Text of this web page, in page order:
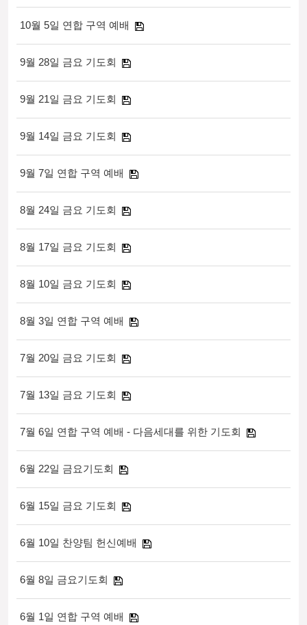
10월 5일 연합 구역 예배
9월 28일 금요 기도회
9월 21일 금요 기도회
9월 14일 금요 기도회
9월 7일 연합 구역 예배
8월 24일 금요 기도회
8월 17일 금요 기도회
8월 10일 금요 기도회
8월 3일 연합 구역 예배
7월 20일 금요 기도회
7월 13일 금요 기도회
7월 6일 연합 구역 예배 - 다음세대를 위한 기도회
6월 22일 금요기도회
6월 15일 금요 기도회
6월 10일 찬양팀 헌신예배
6월 8일 금요기도회
6월 1일 연합 구역 예배